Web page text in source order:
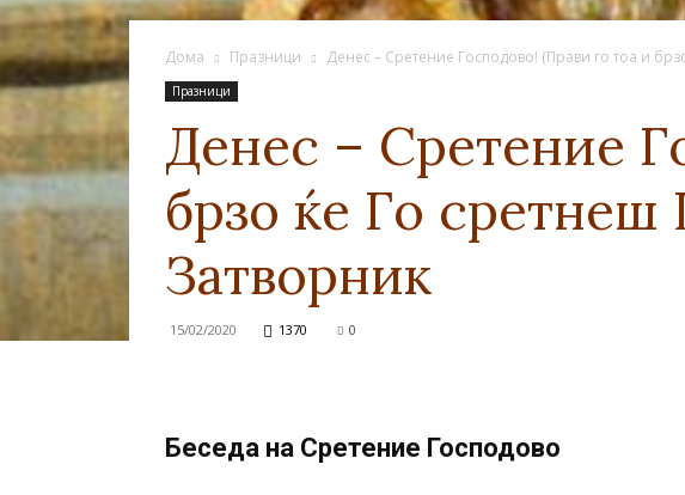
Дома Празници Денес – Сретение Господово! (Прави го тоа и
Празници
Денес – Сретение
брзо ќе Го
Затворник
15/02/2020 1370 0
Беседа на Сретение Господово